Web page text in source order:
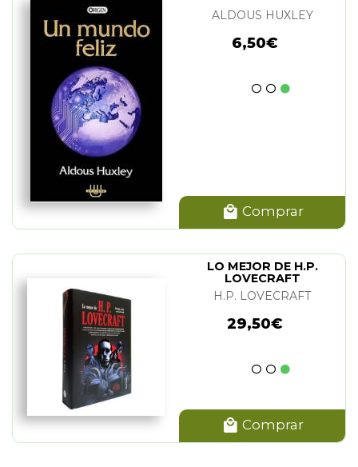
ALDOUS HUXLEY
6,50€
Comprar
LO MEJOR DE H.P.
LOVECRAFT
(ILUSTRADO)
H.P. LOVECRAFT
29,50€
Comprar